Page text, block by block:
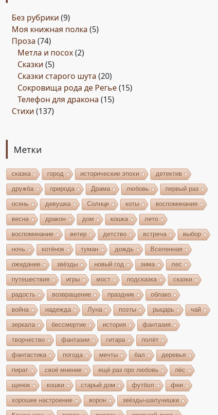
Без рубрики (9)
Моя книжная полка (5)
Проза (74)
Метла и посох(2)
Сказки (5)
Сказки старого шута (20)
Сокровища рода де Регье(15)
Телефон для дракона (15)
Стихи (137)
Метки
сказка город исторические эпохи детектив
дружба природа Драма любовь первый раз
осень девушка Солнце коты воспоминания
весна дракон дом кошка лето
воспоминание ветер детство встреча выбор
ночь котёнок туман дождь Вселенная
ожидание звёзды новый год зима лес
путешествия игры мост подсказка сказки
радость возвращение праздник облако
война надежда Луна поэты рыцарь чай
зеркала бессмертие история фантазия
творчество фантазии гитара полёт
фантастика погода мечты бал деревья
пират своё мнение ещё раз про любовь пёс
щенок кошки старый дом футбол феи
хорошее настроение ворон звёзды-шалунишки